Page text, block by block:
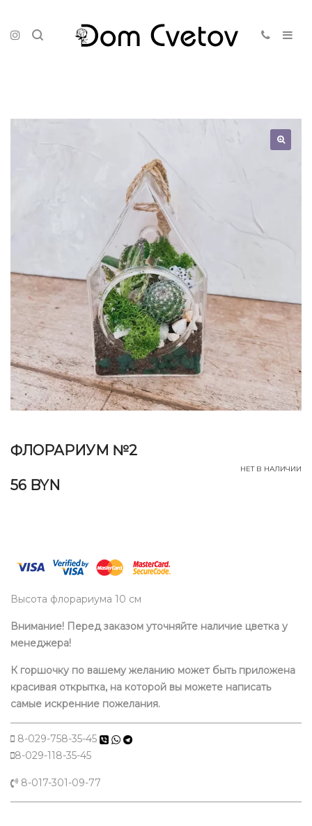
ФЛОРАРИУМ №2
НЕТ В НАЛИЧИИ
56 BYN
Высота флорариума 10 см
Внимание! Перед заказом уточняйте наличие цветка у
менеджера!
К горшочку по вашему желанию может быть приложена
красивая открытка, на которой вы можете написать
самые искренние пожелания.
8-029-758-35-45
8-029-118-35-45
8-017-301-09-77